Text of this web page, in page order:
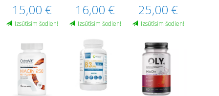
15,00 €
Izsūtīsim šodien!
16,00 €
Izsūtīsim šodien!
25,00 €
Izsūtīsim šodien!